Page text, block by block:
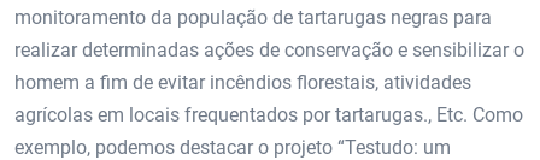
monitoramento da população de tartarugas negras para
realizar determinadas ações de conservação e sensibilizar o
homem a fim de evitar incêndios florestais, atividades
agrícolas em locais frequentados por tartarugas., Etc. Como
exemplo, podemos destacar o projeto “Testudo: um